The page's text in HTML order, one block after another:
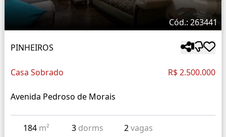
Cód.: 263441
PINHEIROS
Casa Sobrado R$ 2.500.000
Avenida Pedroso de Morais
184 m² 3 dorms 2vagas